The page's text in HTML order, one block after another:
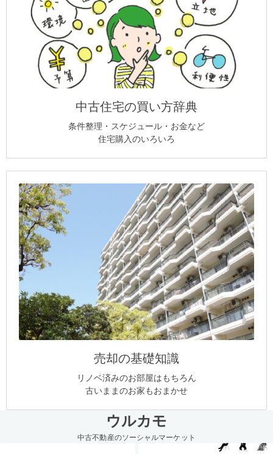
中古住宅の買い方辞典
条件整理・スケジュール・お金など
住宅購入のいろいろ
売却の基礎知識
リノベ済みのお部屋はもちろん
古いままのお家もおまかせ
ウルカモ
中古不動産のソーシャルマーケット